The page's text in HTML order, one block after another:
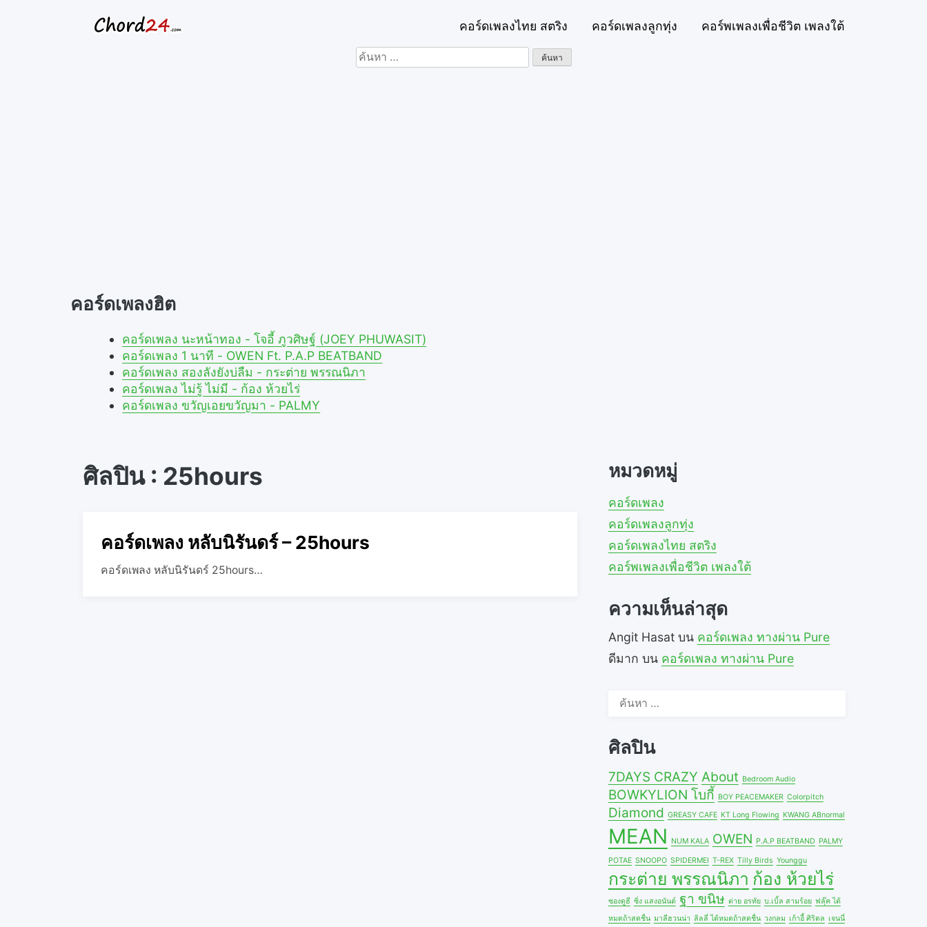
คอร์ดเพลงไทย สตริง คอร์ดเพลงลูกทุ่ง
คอร์พเพลงเพื่อชีวิต เพลงใต้
ค้นหา
สำหรับ:
คอร์ดเพลงฮิต
คอร์ดเพลง นะหน้าทอง - โจอี้ ภูวศิษฐ์ (JOEY PHUWASIT)
คอร์ดเพลง 1 นาที - OWEN Ft. P.A.P BEATBAND
คอร์ดเพลง สองลังยังบ่ลืม - กระต่าย พรรณนิภา
คอร์ดเพลง ไม่รู้ ไม่มี - ก้อง ห้วยไร่
คอร์ดเพลง ขวัญเอยขวัญมา - PALMY
ศิลปิน : 25hours
คอร์ดเพลง หลับนิรันดร์ – 25hours
คอร์ดเพลง หลับนิรันดร์ 25hours…
หมวดหมู่
คอร์ดเพลง
คอร์ดเพลงลูกทุ่ง
คอร์ดเพลงไทย สตริง
คอร์พเพลงเพื่อชีวิต เพลงใต้
ความเห็นล่าสุด
Angit Hasatบน คอร์ดเพลง ทางผ่าน Pure
ดีมาก บน คอร์ดเพลง ทางผ่าน Pure
ค้นหา
ศิลปิน
7DAYS CRAZY About Bedroom Audio
BOWKYLION โบกี้ BOY PEACEMAKER Colorpitch
Diamond GREASY CAFE KT Long Flowing KWANG ABnormal
MEAN NUM KALA OWEN P.A.P BEATBAND PALMY
POTAE SNOOPO SPIDERMEI T-REX Tilly Birds Younggu
กระต่าย พรรณนิภา ก้อง ห้วยไร่
ซองดูฮี ซิ่ง แสงอนันต์ ฐา ขนิษ ต่าย อรทัย บ.เบิ้ล สามร้อย ฟลุ๊ค ได้
หมดถ้าสดชื่น มาลีฮวนน่า ลิลลี่ ได้หมดถ้าสดชื่น วงกลม เก้าอี้ ศิริดล เจนนี่